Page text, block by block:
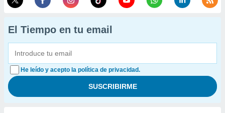
El Tiempo en tu email
He leído y acepto la política de privacidad.